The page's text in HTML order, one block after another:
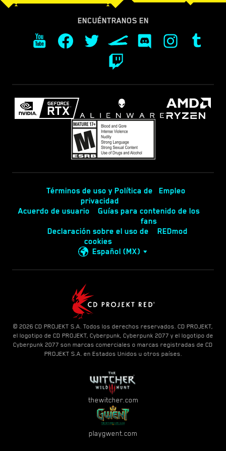
ENCUÉNTRANOS EN
Términos de uso y Política de
privacidad
Empleo
Acuerdo de usuario
Guías para contenido de los
fans
Declaración sobre el uso de
cookies
REDmod
Español (MX)
© 2026 CD PROJEKT S.A. Todos los derechos reservados. CD PROJEKT,
el logotipo de CD PROJEKT, Cyberpunk, Cyberpunk 2077 y el logotipo de
Cyberpunk 2077 son marcas comerciales o marcas registradas de CD
PROJEKT S.A. en Estados Unidos u otros países.
thewitcher.com
playgwent.com